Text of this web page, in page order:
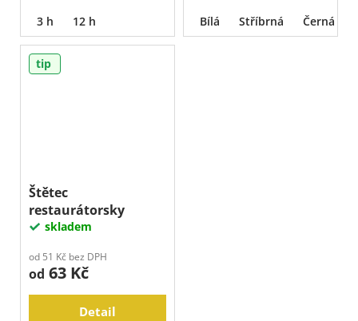
3 h 12 h
Bílá
Stříbrná Černá
tip
Štětec
restaurátorsky
skladem
od 51 Kč bez DPH
od 63 Kč
Detail